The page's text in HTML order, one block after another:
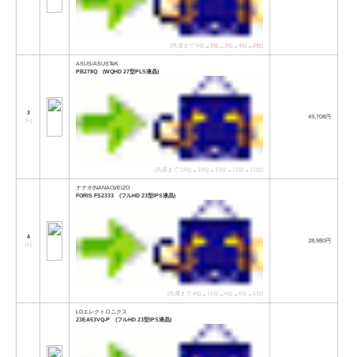
[先週まで:6位→2位 →3位 →4位 →2位]
3
[↑]
ASUS/ASUSTeK
PB278Q (WQHD 27型PLS液晶)
[先週まで:19位→19位→13位→11位→11位]
49,708円
4
[↑]
ナナオ(NANAO)/EIZO
FORIS FS2333 (フルHD 23型IPS液晶)
[先週まで:4位 →11位→6位→6位→6位]
28,980円
LGエレクトロニクス
23EA53VQ-P (フルHD 23型IPS液晶)